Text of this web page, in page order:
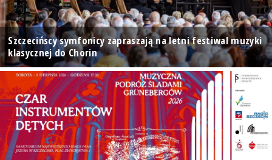
Szczecińscy symfonicy zapraszają na letni festiwal muzyki
klasycznej do Chorin